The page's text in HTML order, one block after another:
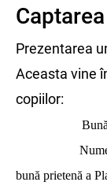
Prezentarea
Aceasta vine
copiilor:
Bună
Numele meu
bună prietenă a